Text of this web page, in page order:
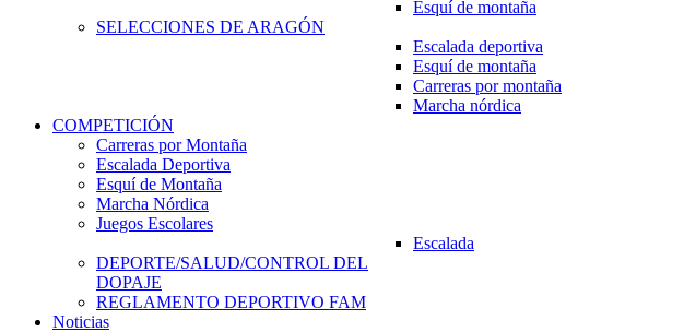
Esquí de montaña
SELECCIONES DE ARAGÓN
Escalada deportiva
Esquí de montaña
Carreras por montaña
Marcha nórdica
COMPETICIÓN
Carreras por Montaña
Escalada Deportiva
Esquí de Montaña
Marcha Nórdica
Juegos Escolares
Escalada
DEPORTE/SALUD/CONTROL DEL
DOPAJE
REGLAMENTO DEPORTIVO FAM
Noticias